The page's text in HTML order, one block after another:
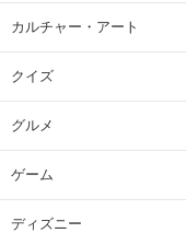
カルチャー・アート
クイズ
グルメ
ゲーム
ディズニー